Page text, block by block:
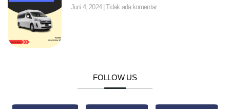
Juni 4, 2024 Tidak ada komentar
FOLLOW US